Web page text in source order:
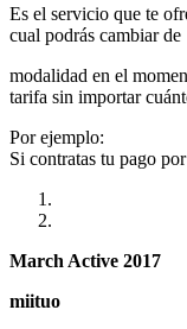
Es el servicio que te
cual podrás cambiar de
modalidad en el
tarifa sin importar
Por ejemplo:
Si contratas tu pago
March Active 2017
miituo